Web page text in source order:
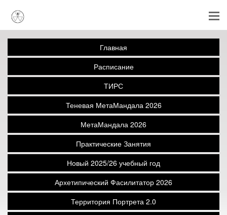
Главная
Расписание
ТИРС
Теневая МетаМандала 2026
МетаМандала 2026
Практические Занятия
Новый 2025/26 учебный год
Архетипический Фасилитатор 2026
Территория Портрета 2.0